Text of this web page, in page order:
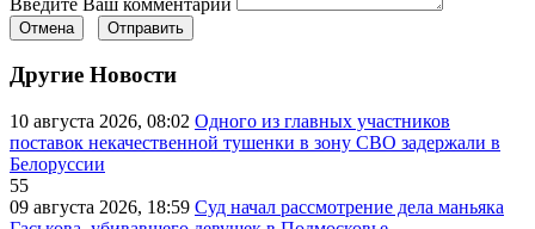
Отмена Отправить
Другие Новости
10 августа 2026, 08:02 Одного из главных участников
поставок некачественной тушенки в зону СВО задержали в
Белоруссии
55
09 августа 2026, 18:59 Суд начал рассмотрение дела маньяка